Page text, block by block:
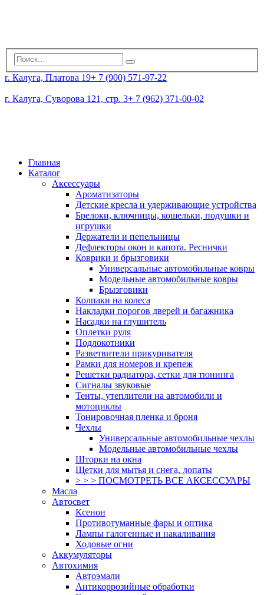
г. Калуга, Платова 19+ 7 (900) 571-97-22
г. Калуга, Суворова 121, стр. 3+ 7 (962) 371-00-02
Главная
Каталог
Аксессуары
Ароматизаторы
Детские кресла и удерживающие устройства
Брелоки, ключницы, кошельки, подушки и
игрушки
Держатели и пепельницы
Дефлекторы окон и капота. Реснички
Коврики и брызговики
Универсальные автомобильные ковры
Модельные автомобильные ковры
Брызговики
Колпаки на колеса
Накладки порогов дверей и багажника
Насадки на глушитель
Оплетки руля
Подлокотники
Разветвители прикуривателя
Рамки для номеров и крепеж
Решетки радиатора, сетки для тюнинга
Сигналы звуковые
Тенты, утеплители на автомобили и
мотоциклы
Тонировочная пленка и броня
Чехлы
Универсальные автомобильные чехлы
Модельные автомобильные чехлы
Шторки на окна
Щетки для мытья и снега, лопаты
> > > ПОСМОТРЕТЬ ВСЕ АКСЕССУАРЫ
Масла
Автосвет
Ксенон
Противотуманные фары и оптика
Лампы галогенные и накаливания
Ходовые огни
Аккумуляторы
Автохимия
Автоэмали
Антикоррозийные обработки